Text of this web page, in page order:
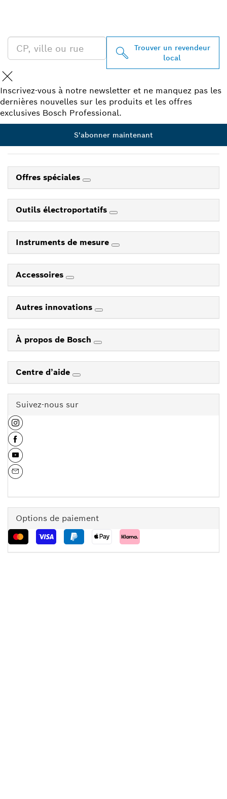
Trouver un revendeur
local
Inscrivez-vous à notre newsletter et ne manquez pas les
dernières nouvelles sur les produits et les offres
exclusives Bosch Professional.
S'abonner maintenant
Offres spéciales
Outils électroportatifs
Instruments de mesure
Accessoires
Autres innovations
À propos de Bosch
Centre d’aide
Suivez-nous sur
Options de paiement